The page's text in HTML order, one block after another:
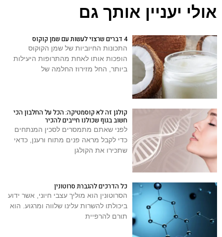
אולי יעניין אותך גם
4 דברים שרצוי לעשות עם שמן קוקוס
התכונות החיוביות של שמן הקוקוס
הופכות אותו לאחת מהתרופות היעילות
ביותר, החל מזירוז החלמה של
קולגן זה לא קוסמטיקה: הכל על החלבון הכי
חשוב בגוף שכולנו חייבים להכיר
לפני שאתם מתמסרים לסכין המנתחים
כדי לקבל מראה פנים מתוח ורענן, כדאי
שתכירו את הקולגן
כל הדרכים להגברת סרוטונין
הסרוטונין הוא מוליך עצבי חיוני, אשר ידוע
ביכולתו להשרות עלינו שלווה ומרגוע. הוא
תורם להרפיית